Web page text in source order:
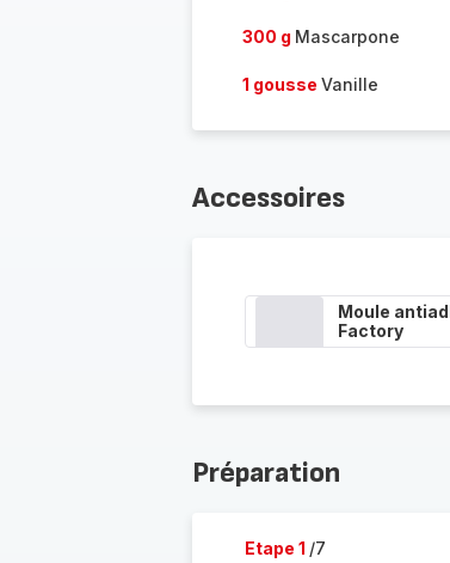
300 g Mascarpone
1 gousse Vanille
Accessoires
Moule
Factory
Préparation
Etape 1 /7